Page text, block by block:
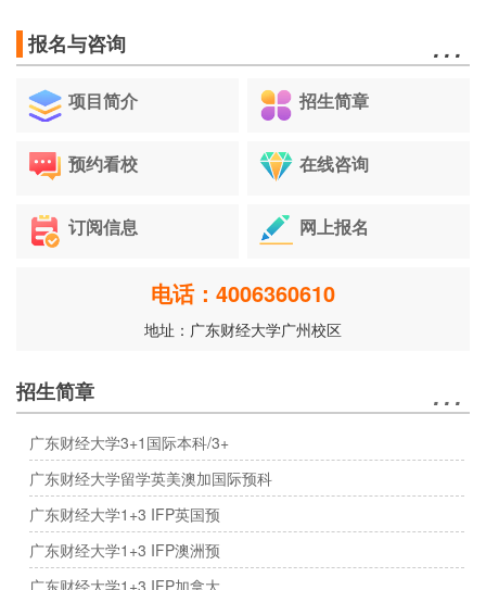
报名与咨询 …
项目简介 招生简章
预约看校 在线咨询
订阅信息 网上报名
电话：4006360610
地址：广东财经大学广州校区
招生简章 …
广东财经大学3+1国际本科/3+
广东财经大学留学英美澳加国际预科
广东财经大学1+3 IFP英国预
广东财经大学1+3 IFP澳洲预
广东财经大学1+3 IFP加拿大